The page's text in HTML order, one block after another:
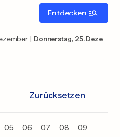
Entdecken
| Donnerstag, 25. Dezember
Zurücksetzen
05 06 07 08 09